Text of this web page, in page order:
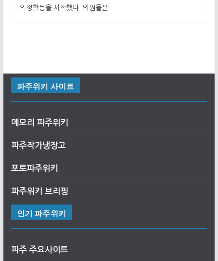
의정활동을 시작했다. 의원들은
파주위키 사이트
메모리 파주위키
파주작가냉장고
포토파주위키
파주위키 브리핑
인기 파주위키
파주 주요사이트